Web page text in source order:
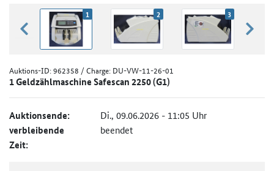
zurück blättern
1 2 3
Auktions-ID:962358 / Charge: DU-VW-11-26-01
1 Geldzählmaschine Safescan 2250 (G1)
Auktionsende: Di., 09.06.2026 - 11:05 Uhr
verbleibende
Zeit:
beendet